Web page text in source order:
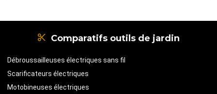
Comparatifs outils de jardin
Débroussailleuses électriques sans fil
Scarificateurs électriques
Motobineuses électriques